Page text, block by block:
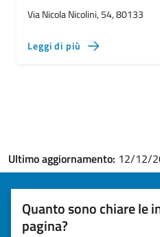
Via Nicola Nicolini, 54, 80133
Leggi di più
Ultimo aggiornamento: 12/12/
Quanto sono chiare le
pagina?